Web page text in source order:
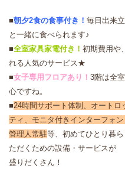
■朝夕2食の食事付き！ 毎日出来
と一緒に食べられます♪
■全室家具家電付き！ 初期費用や
れる人気のサービス★
■女子専用フロアあり！ 3階は全
心ですね。
■24時間サポート体制、オートロ
ティ、モニタ付きインターフォン
管理人常駐等、初めてひとり暮
ただくための設備・サービスが
盛りだくさん！